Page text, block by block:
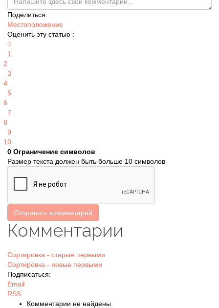
Поделиться
Местоположение
Оценить эту статью :
0
1
2
3
4
5
6
7
8
9
10
0 Ограничение символов
Размер текста должен быть больше 10 символов
Отправить комментарий
Комментарии
Сортировка - старые первыми
Сортировка - новые первыми
Подписаться:
Email
RSS
Комментарии не найдены